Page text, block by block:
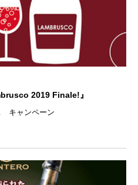
2019 Finale!』
キャンペーン